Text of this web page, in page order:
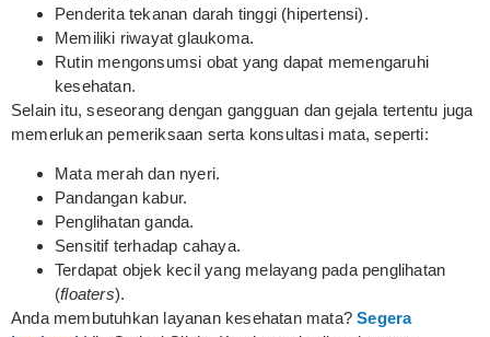
Penderita tekanan darah tinggi (hipertensi).
Memiliki riwayat glaukoma.
Rutin mengonsumsi obat yang dapat memengaruhi
kesehatan.
Selain itu, seseorang dengan gangguan dan gejala tertentu juga
memerlukan pemeriksaan serta konsultasi mata, seperti:
Mata merah dan nyeri.
Pandangan kabur.
Penglihatan ganda.
Sensitif terhadap cahaya.
Terdapat objek kecil yang melayang pada penglihatan
(floaters).
Anda membutuhkan layanan kesehatan mata?Segera